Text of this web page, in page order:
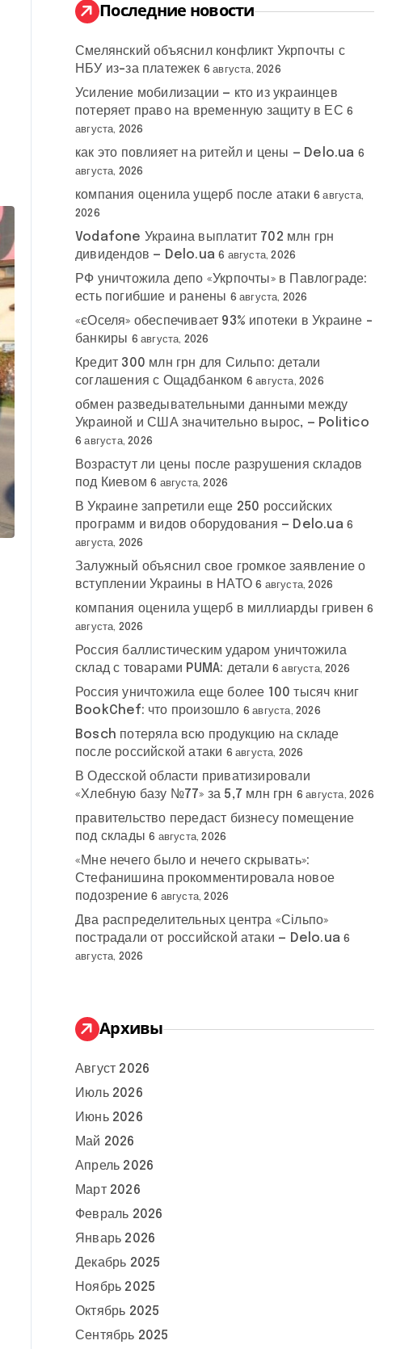
:
Последние новости
Смелянский объяснил конфликт Укрпочты с
НБУ из-за платежек 6 августа, 2026
Усиление мобилизации — кто из украинцев
потеряет право на временную защиту в ЕС 6
августа, 2026
как это повлияет на ритейл и цены — Delo.ua 6
августа, 2026
компания оценила ущерб после атаки 6 августа,
2026
Vodafone Украина выплатит 702 млн грн
дивидендов — Delo.ua 6 августа, 2026
РФ уничтожила депо «Укрпочты» в Павлограде:
есть погибшие и ранены 6 августа, 2026
«єОселя» обеспечивает 93% ипотеки в Украине –
банкиры 6 августа, 2026
Кредит 300 млн грн для Сильпо: детали
соглашения с Ощадбанком 6 августа, 2026
обмен разведывательными данными между
Украиной и США значительно вырос, — Politico
6 августа, 2026
Возрастут ли цены после разрушения складов
под Киевом 6 августа, 2026
В Украине запретили еще 250 российских
программ и видов оборудования — Delo.ua 6
августа, 2026
Залужный объяснил свое громкое заявление о
вступлении Украины в НАТО 6 августа, 2026
компания оценила ущерб в миллиарды гривен 6
августа, 2026
Россия баллистическим ударом уничтожила
склад с товарами PUMA: детали 6 августа, 2026
Россия уничтожила еще более 100 тысяч книг
BookChef: что произошло 6 августа, 2026
Bosch потеряла всю продукцию на складе
после российской атаки 6 августа, 2026
В Одесской области приватизировали
«Хлебную базу №77» за 5,7 млн грн 6 августа, 2026
правительство передаст бизнесу помещение
под склады 6 августа, 2026
«Мне нечего было и нечего скрывать»:
Стефанишина прокомментировала новое
подозрение 6 августа, 2026
Два распределительных центра «Сільпо»
пострадали от российской атаки — Delo.ua 6
августа, 2026
Архивы
Август 2026
Июль 2026
Июнь 2026
Май 2026
Апрель 2026
Март 2026
Февраль 2026
Январь 2026
Декабрь 2025
Ноябрь 2025
Октябрь 2025
Сентябрь 2025